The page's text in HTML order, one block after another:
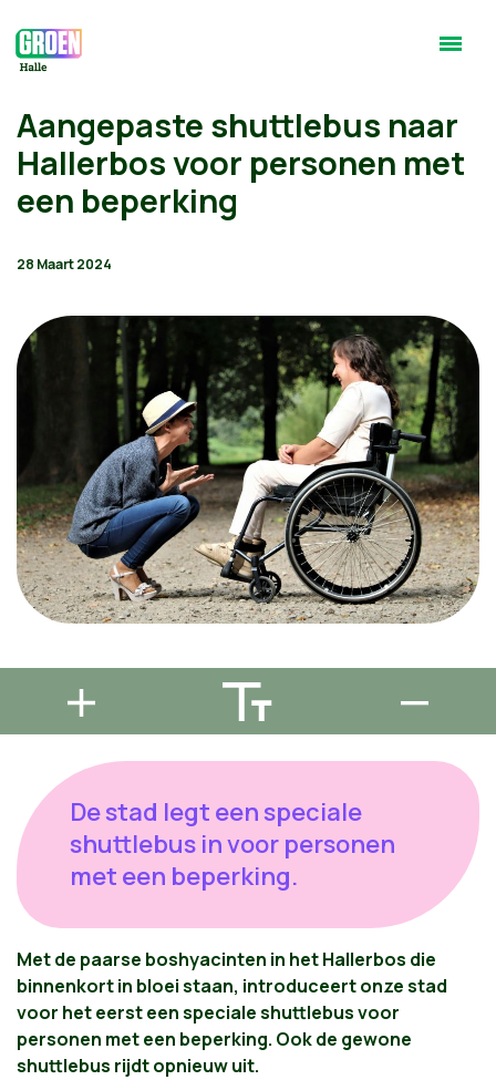
Aangepaste shuttlebus naar
Hallerbos voor personen met
een beperking
28 Maart 2024
De stad legt een speciale
shuttlebus in voor personen
met een beperking.
Met de paarse boshyacinten in het Hallerbos die
binnenkort in bloei staan, introduceert onze stad
voor het eerst een speciale shuttlebus voor
personen met een beperking. Ook de gewone
shuttlebus rijdt opnieuw uit.